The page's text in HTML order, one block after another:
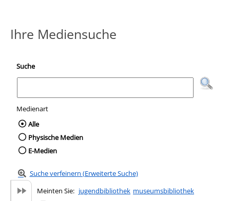
Ihre Mediensuche
Suche
Medienart
Wählen Sie die Medienart nach der Sie
Alle
Physische Medien
E-Medien
Suche verfeinern (Erweiterte Suche)
Meinten Sie: jugendbibliothek museumsbibliothek